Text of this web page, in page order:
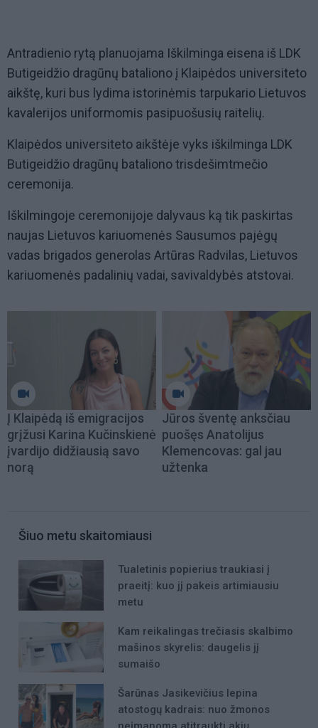
Antradienio rytą planuojama Iškilminga eisena iš LDK
Butigeidžio dragūnų bataliono į Klaipėdos universiteto
aikštę, kuri bus lydima istorinėmis tarpukario Lietuvos
kavalerijos uniformomis pasipuošusių raitelių.
Klaipėdos universiteto aikštėje vyks iškilminga LDK
Butigeidžio dragūnų bataliono trisdešimtmečio
ceremonija.
Iškilmingoje ceremonijoje dalyvaus ką tik paskirtas
naujas Lietuvos kariuomenės Sausumos pajėgų
vadas brigados generolas Artūras Radvilas, Lietuvos
kariuomenės padalinių vadai, savivaldybės atstovai.
Į Klaipėdą iš emigracijos
grįžusi Karina Kučinskienė
įvardijo didžiausią savo
norą
Jūros šventę anksčiau
puošęs Anatolijus
Klemencovas: gal jau
užtenka
Šiuo metu skaitomiausi
Tualetinis popierius traukiasi į
praeitį: kuo jį pakeis artimiausiu
metu
Kam reikalingas trečiasis skalbimo
mašinos skyrelis: daugelis jį
sumaišo
Šarūnas Jasikevičius lepina
atostogų kadrais: nuo žmonos